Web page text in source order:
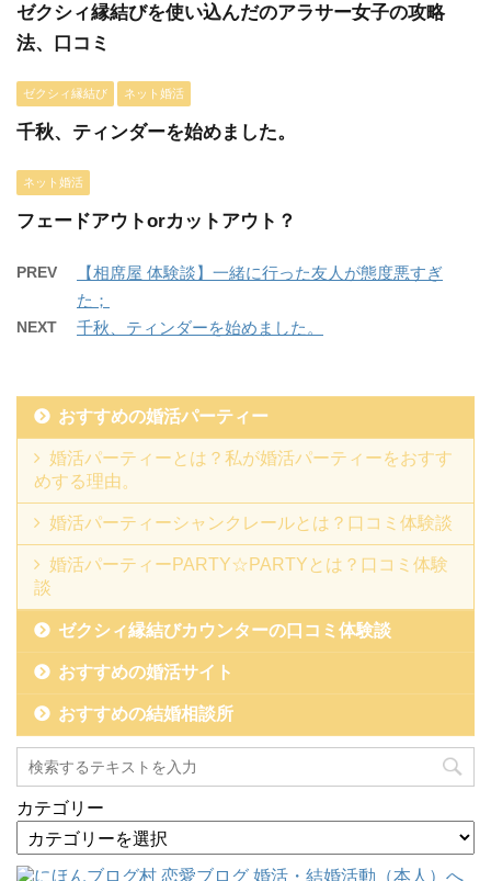
ゼクシィ縁結びを使い込んだのアラサー女子の攻略
法、口コミ
ゼクシィ縁結び ネット婚活
千秋、ティンダーを始めました。
ネット婚活
フェードアウトorカットアウト？
PREV
【相席屋 体験談】一緒に行った友人が態度悪すぎ
た；
NEXT 千秋、ティンダーを始めました。
おすすめの婚活パーティー
婚活パーティーとは？私が婚活パーティーをおすす
めする理由。
婚活パーティーシャンクレールとは？口コミ体験談
婚活パーティーPARTY☆PARTYとは？口コミ体験
談
ゼクシィ縁結びカウンターの口コミ体験談
おすすめの婚活サイト
おすすめの結婚相談所
カテゴリー